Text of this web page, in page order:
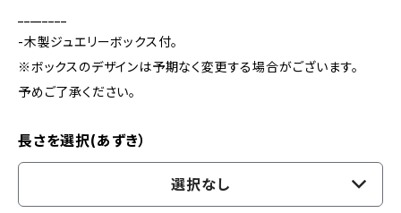
-木製ジュエリーボックス付。
※ボックスのデザインは予期なく変更する場合がございます。
予めご了承ください。
長さを選択(あずき）
選択なし